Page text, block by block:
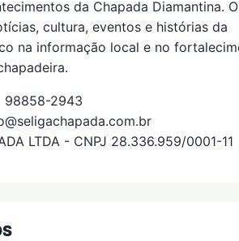
da Chapada Diamantina. O
cultura, eventos e histórias da
na informação local e no
98858-2943
LTDA - CNPJ 28.336.959/0001-11